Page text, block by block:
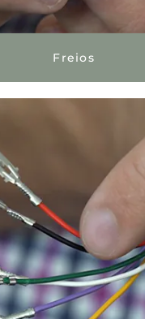
Freios